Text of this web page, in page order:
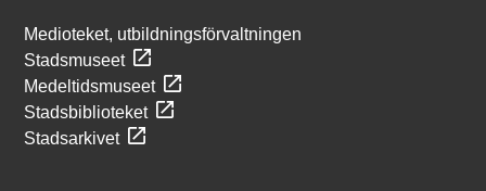
Medioteket, utbildningsförvaltningen
Stadsmuseet
Medeltidsmuseet
Stadsbiblioteket
Stadsarkivet